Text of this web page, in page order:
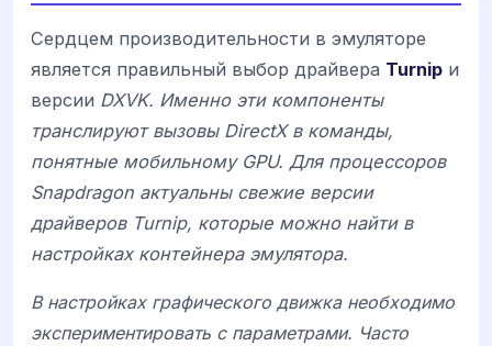
Сердцем производительности в эмуляторе
является правильный выбор драйвера Turnip и
версии DXVK. Именно эти компоненты
транслируют вызовы DirectX в команды,
понятные мобильному GPU. Для процессоров
Snapdragon актуальны свежие версии
драйверов Turnip, которые можно найти в
настройках контейнера эмулятора.
В настройках графического движка необходимо
экспериментировать с параметрами. Часто